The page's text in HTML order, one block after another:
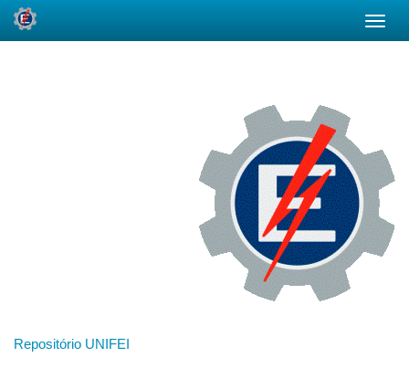
Repositório UNIFEI